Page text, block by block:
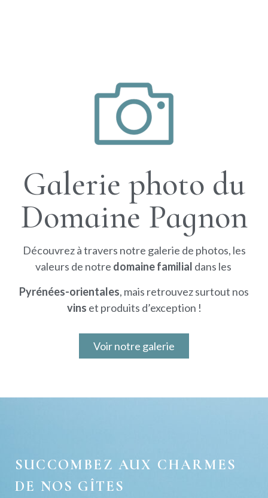
Galerie photo du
Domaine Pagnon
Découvrez à travers notre galerie de photos, les
valeurs de notre domaine familial dans les
Pyrénées-orientales, mais retrouvez surtout nos
vins et produits d’exception !
Voir notre galerie
SUCCOMBEZ AUX CHARMES
DE NOS GÎTES